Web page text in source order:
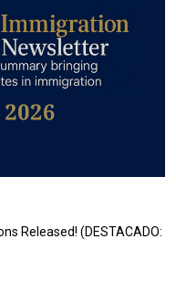
Released! (DESTACADO: